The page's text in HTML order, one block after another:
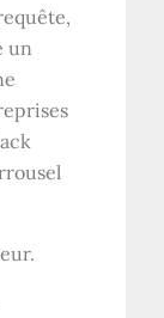
un